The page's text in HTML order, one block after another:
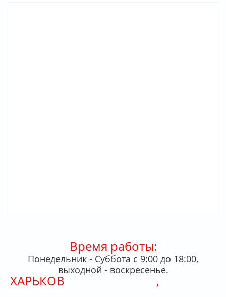
Время работы:
Понедельник - Суббота с 9:00 до 18:00,
выходной - воскресенье.
ХАРЬКОВ (067)281-09-19 ,